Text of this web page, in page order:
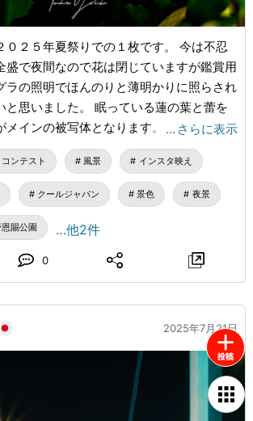
０２５年夏祭りでの１枚です。 今は不忍
盛で夜間なので花は閉じていますが鑑賞用
ラの照明でほんのりと薄明かりに照らされ
と思いました。 眠っている蓮の葉と蕾を
メインの被写体となります。 夏らしい夜
した。
… さらに表示
ンテスト 風景 インスタ映え
クールジャパン 景色 夜景
賜公園 …他2件
0
2025年7月21日